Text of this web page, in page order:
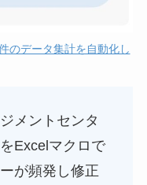
のデータ集計を自動化し
メントセンタ
Excelマクロで
が頻発し修正